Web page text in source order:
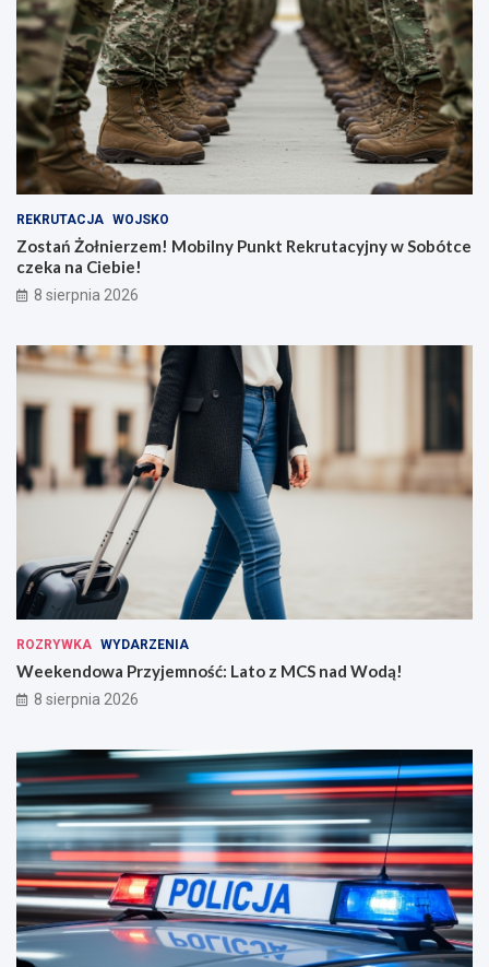
REKRUTACJA WOJSKO
Zostań Żołnierzem! Mobilny Punkt Rekrutacyjny w Sobótce
czeka na Ciebie!
8 sierpnia 2026
ROZRYWKA WYDARZENIA
Weekendowa Przyjemność: Lato z MCS nad Wodą!
8 sierpnia 2026